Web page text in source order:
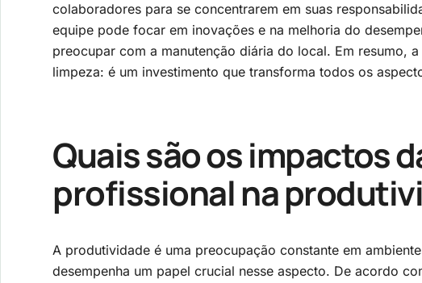
colaboradores para se concentrarem em suas
equipe pode focar em inovações e na melhoria do
preocupar com a manutenção diária do local. Em resumo,
limpeza: é um investimento que transforma todos os
Quais são os impactos
profissional na
A produtividade é uma preocupação constante em
desempenha um papel crucial nesse aspecto. De acordo